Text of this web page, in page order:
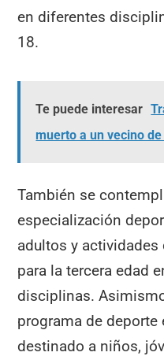
en diferentes
18.
Te puede interesar
muerto a un vecino
También se
especialización
adultos y actividades
para la tercera edad
disciplinas.
programa de
destinado a niños,